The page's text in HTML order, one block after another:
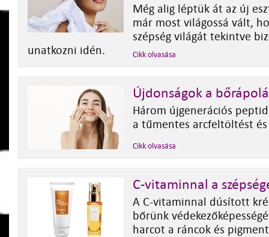
Még alig léptük át az új
már most világossá vált,
szépség világát tekintve
unatkozni idén.
Cikk olvasása
Újdonságok a
Három újgenerációs
a tűmentes arcfeltöltést
Cikk olvasása
C-vitaminnal a
A C-vitaminnal dúsított
bőrünk
harcot a ráncok és